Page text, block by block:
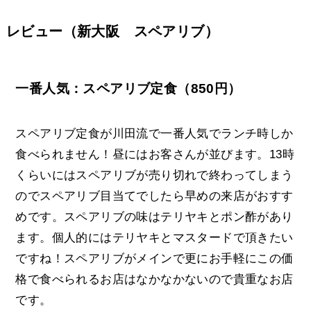
レビュー（新大阪 スペアリブ）
一番人気：スペアリブ定食（850円）
スペアリブ定食が川田流で一番人気でランチ時しか
食べられません！昼にはお客さんが並びます。13時
くらいにはスペアリブが売り切れで終わってしまう
のでスペアリブ目当てでしたら早めの来店がおすす
めです。スペアリブの味はテリヤキとポン酢があり
ます。個人的にはテリヤキとマスタードで頂きたい
ですね！スペアリブがメインで更にお手軽にこの価
格で食べられるお店はなかなかないので貴重なお店
です。